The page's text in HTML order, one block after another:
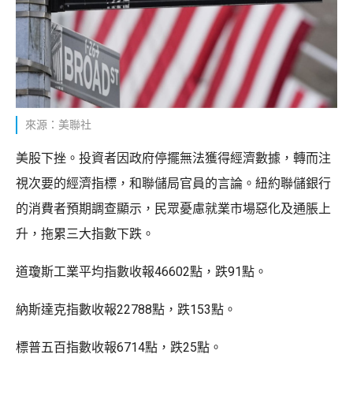
來源：美聯社
美股下挫。投資者因政府停擺無法獲得經濟數據，轉而注
視次要的經濟指標，和聯儲局官員的言論。紐約聯儲銀行
的消費者預期調查顯示，民眾憂慮就業市場惡化及通脹上
升，拖累三大指數下跌。
道瓊斯工業平均指數收報46602點，跌91點。
納斯達克指數收報22788點，跌153點。
標普五百指數收報6714點，跌25點。